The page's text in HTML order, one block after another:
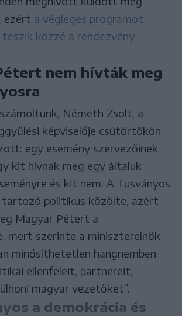
ezért a végleges programot
közzé a rendezvény
nem hívták meg
Németh Zsolt, a
képviselője csütörtökön
egy esemény szervezőinek
kit hívnak meg egy általuk
és kit nem. A Tusványos
tartozó politikus közölte, azért
Magyar Pétert a
mert szerinte a miniszterelnök
minősíthetetlen hangnemben
ellenfeleit, partnereit,
magyar vezetőket”.
a demokrácia és